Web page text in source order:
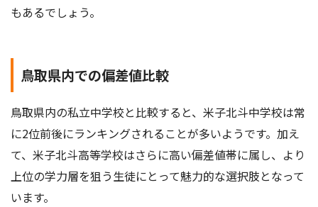
もあるでしょう。
鳥取県内での偏差値比較
鳥取県内の私立中学校と比較すると、米子北斗中学校は常
に2位前後にランキングされることが多いようです。加え
て、米子北斗高等学校はさらに高い偏差値帯に属し、より
上位の学力層を狙う生徒にとって魅力的な選択肢となって
います。